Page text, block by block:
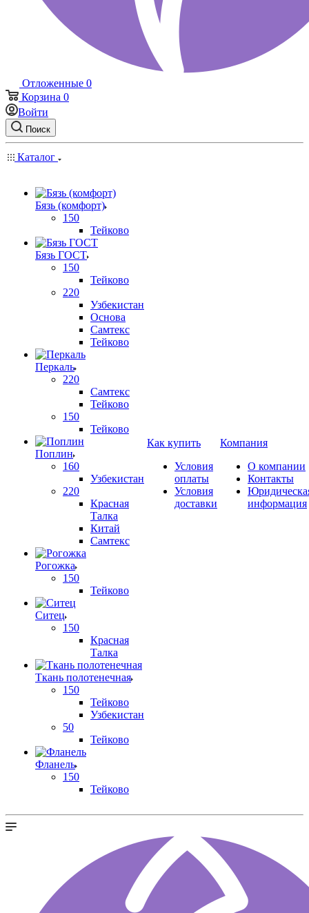
Отложенные 0
Корзина 0
Войти
Поиск
Каталог
Бязь (комфорт)
150
Тейково
Бязь ГОСТ
150
Тейково
220
Узбекистан
Основа
Самтекс
Тейково
Перкаль
220
Самтекс
Тейково
150
Тейково
Поплин
160
Узбекистан
220
Красная
Талка
Китай
Самтекс
Рогожка
150
Тейково
Ситец
150
Красная
Талка
Ткань полотенечная
150
Тейково
Узбекистан
50
Тейково
Фланель
150
Тейково
Как купить
Условия
оплаты
Условия
доставки
Компания
О компании
Контакты
информация